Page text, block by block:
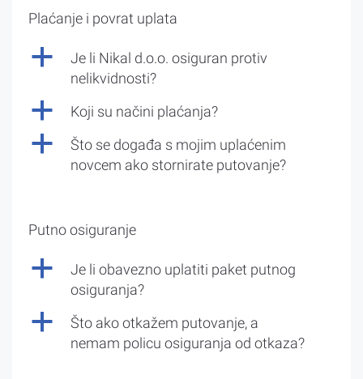
Plaćanje i povrat uplata
a
Je li Nikal d.o.o. osiguran protiv
nelikvidnosti?
a Koji su načini plaćanja?
a
Što se događa s mojim uplaćenim
novcem ako stornirate putovanje?
Putno osiguranje
a
Je li obavezno uplatiti paket putnog
osiguranja?
a
Što ako otkažem putovanje, a
nemam policu osiguranja od otkaza?